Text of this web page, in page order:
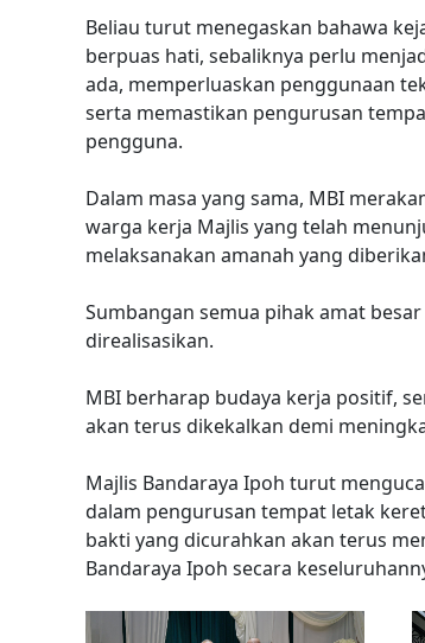
Beliau turut menegaskan bahawa
berpuas hati, sebaliknya perlu
ada, memperluaskan penggunaan
serta memastikan pengurusan
pengguna.
Dalam masa yang sama, MBI
warga kerja Majlis yang telah
melaksanakan amanah yang
Sumbangan semua pihak amat
direalisasikan.
MBI berharap budaya kerja positif,
akan terus dikekalkan demi
Majlis Bandaraya Ipoh turut
dalam pengurusan tempat letak
bakti yang dicurahkan akan terus
Bandaraya Ipoh secara